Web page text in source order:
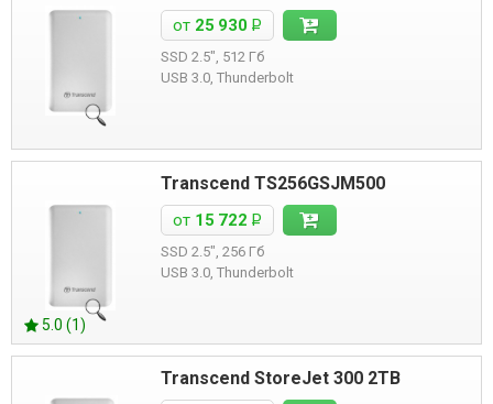
от 25 930 Р
SSD 2.5", 512 Гб
USB 3.0, Thunderbolt
Transcend TS256GSJM500
от 15 722 Р
5.0 (1)
SSD 2.5", 256 Гб
USB 3.0, Thunderbolt
Transcend StoreJet 300 2TB